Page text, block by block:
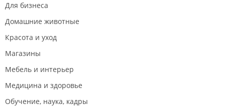
Для бизнеса
Домашние животные
Красота и уход
Магазины
Мебель и интерьер
Медицина и здоровье
Обучение, наука, кадры